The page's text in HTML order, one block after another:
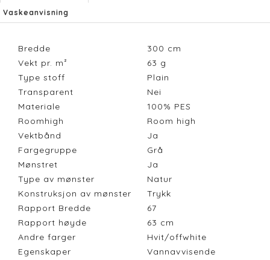
Vaskeanvisning
Bredde 300 cm
Vekt pr. m²
63 g
Type stoff
Plain
Transparent
Nei
Materiale
100% PES
Roomhigh
Room high
Vektbånd
Ja
Fargegruppe
Grå
Mønstret
Ja
Type av mønster
Natur
Konstruksjon av mønster
Trykk
Rapport Bredde
67
Rapport høyde
63 cm
Andre farger
Hvit/offwhite
Egenskaper
Vannavvisende